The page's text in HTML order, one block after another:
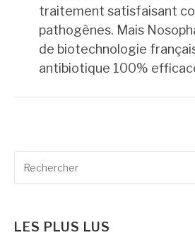
traitement satisfaisant
pathogènes. Mais
de biotechnologie
antibiotique 100%
LES PLUS LUS